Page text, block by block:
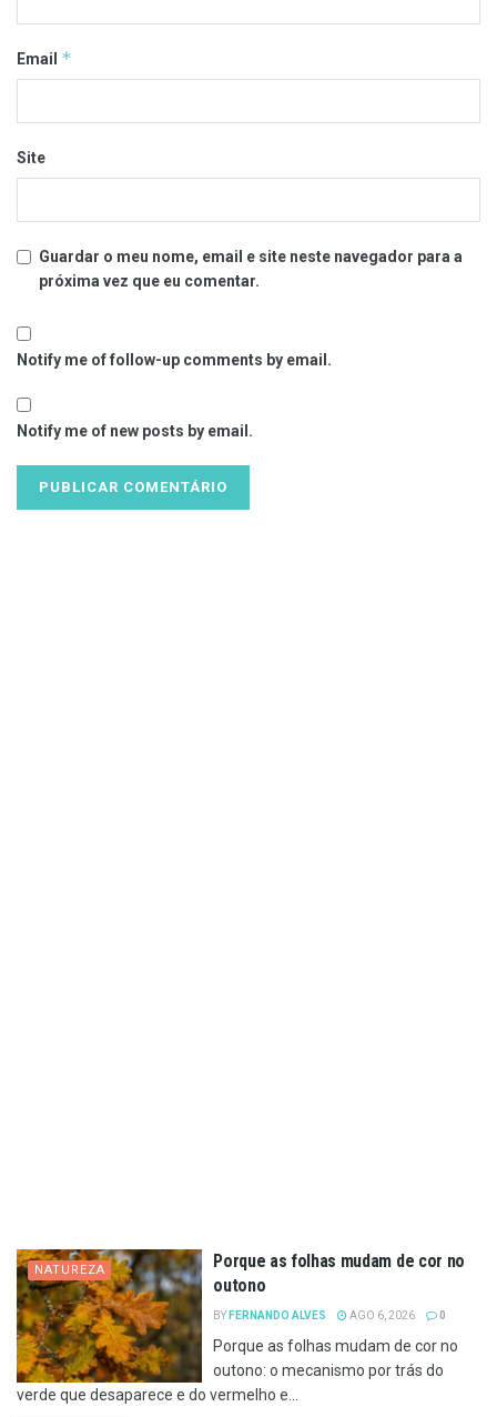
Email *
Site
Guardar o meu nome, email e site neste navegador para a
próxima vez que eu comentar.
Notify me of follow-up comments by email.
Notify me of new posts by email.
NATUREZA
Porque as folhas mudam de cor no
outono
BY FERNANDO ALVES AGO 6, 2026 0
Porque as folhas mudam de cor no
outono: o mecanismo por trás do
verde que desaparece e do vermelho e...